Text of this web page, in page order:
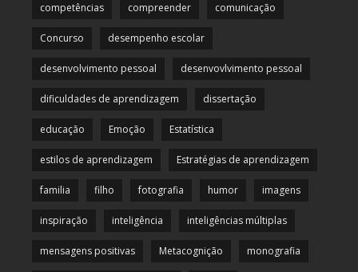
competências compreender comunicação
Concurso desempenho escolar
desenvolvimento pessoal desenvovlvimento pessoal
dificuldades de aprendizagem dissertação
educação Emoção Estatística
estilos de aprendizagem Estratégias de aprendizagem
familia filho fotografia humor imagens
inspiração inteligência inteligências múltiplas
mensagens positivas Metacognição monografia